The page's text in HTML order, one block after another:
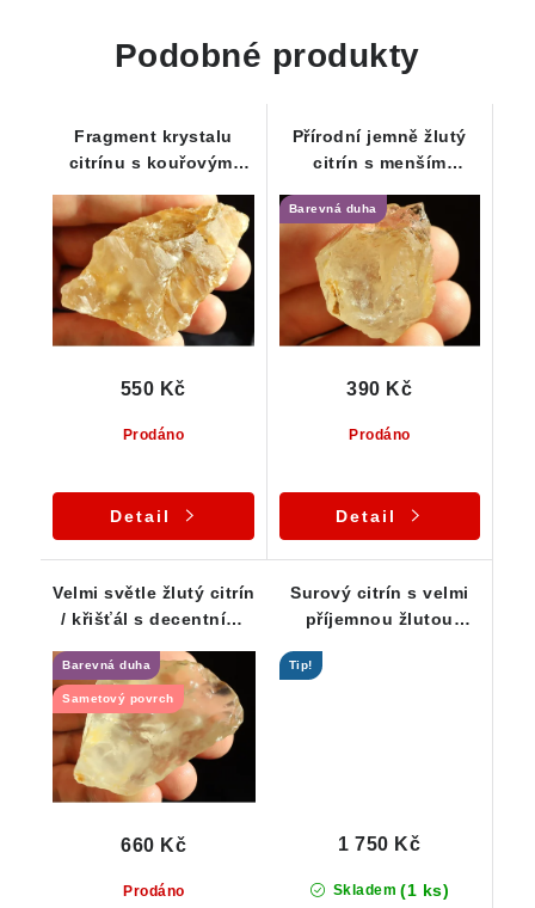
Podobné produkty
Fragment krystalu
citrínu s kouřovými
oranžovým křemenem
Prodáno
550 Kč
Detail
Přírodní jemně žlutý
citrín s menším
Barevná duha
Prodáno
390 Kč
Detail
Velmi světle žlutý citrín
/ křišťál s decentními
Barevná duha
Sametový povrch
Prodáno
660 Kč
Surový citrín s velmi
příjemnou žlutou
Tip!
Skladem (1 ks)
1 750 Kč